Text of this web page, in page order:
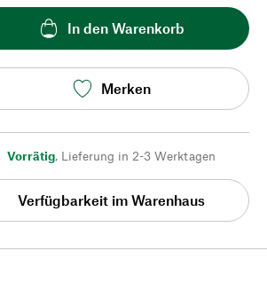
In den Warenkorb
Merken
Vorrätig, Lieferung in 2-3 Werktagen
Verfügbarkeit im Warenhaus